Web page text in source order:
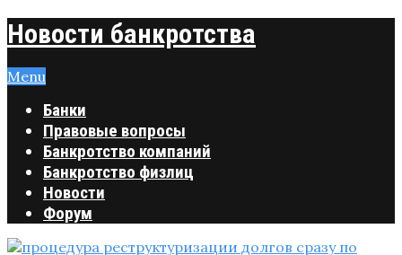
Новости банкротства
Menu
Банки
Правовые вопросы
Банкротство компаний
Банкротство физлиц
Новости
Форум